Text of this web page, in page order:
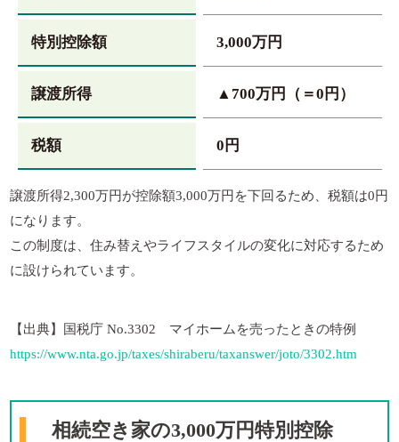
特別控除額 3,000万円
譲渡所得 ▲700万円（＝0円）
税額 0円
譲渡所得2,300万円が控除額3,000万円を下回るため、税額は0円
になります。
この制度は、住み替えやライフスタイルの変化に対応するため
に設けられています。
【出典】国税庁 No.3302 マイホームを売ったときの特例
https://www.nta.go.jp/taxes/shiraberu/taxanswer/joto/3302.htm
相続空き家の3,000万円特別控除